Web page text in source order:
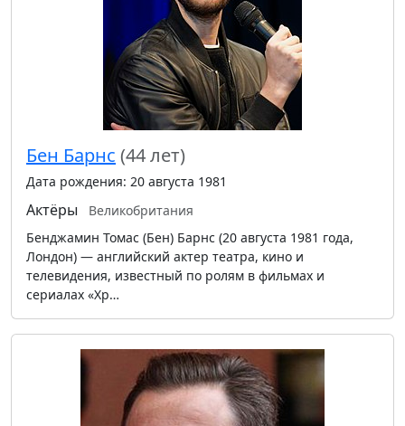
Бен Барнс (44 лет)
Дата рождения: 20 августа 1981
Актёры
Великобритания
Бенджамин Томас (Бен) Барнс (20 августа 1981 года,
Лондон) — английский актер театра, кино и
телевидения, известный по ролям в фильмах и
сериалах «Хр…